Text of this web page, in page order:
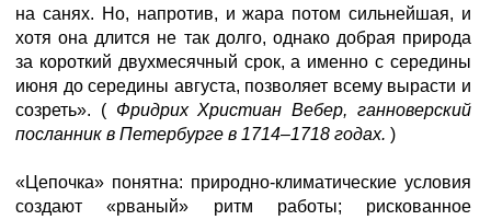
на санях. Но, напротив, и жара потом сильнейшая, и
хотя она длится не так долго, однако добрая природа
за короткий двухмесячный срок, а именно с середины
июня до середины августа, позволяет всему вырасти и
созреть». ( Фридрих Христиан Вебер, ганноверский
посланник в Петербурге в 1714–1718 годах. )
«Цепочка» понятна: природно-климатические условия
создают «рваный» ритм работы; рискованное